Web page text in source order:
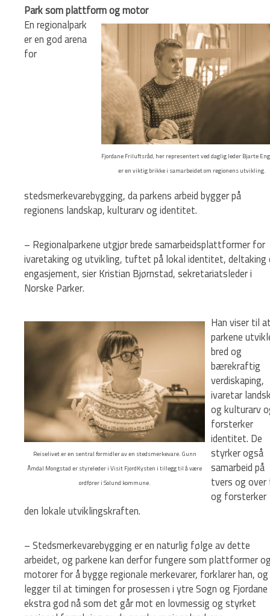
Park som plattform og motor
Fjordane Friluftsråd, her representert ved daglig leder Bjarte
er en viktig brikke i samarbeidet om regionens utvikling.
En regionalpark
er en god arena
for
stedsmerkevarebygging, da parkens arbeid bygger på
regionens landskap, kulturarv og identitet.
– Regionalparkene utgjør brede samarbeidsplattformer for
ivaretaking og utvikling, tuftet på lokal identitet, deltaking
engasjement, sier Kristian Bjørnstad, sekretariatsleder i
Norske Parker.
Reiselivet er en sentral formidler av en stedsmerkevare. Gunn
Åmdal Mongstad er styreleder i Visit FjordKysten i tillegg til å være
ordfører i Solund kommune.
Han viser til
parkene
bred og
bærekraftig
verdiskaping,
ivaretar
og kulturarv
forsterker
identitet. De
styrker også
samarbeid på
tvers og
og forsterker
den lokale utviklingskraften.
– Stedsmerkevarebygging er en naturlig følge av dette
arbeidet, og parkene kan derfor fungere som plattformer
motorer for å bygge regionale merkevarer, forklarer han, og
legger til at timingen for prosessen i ytre Sogn og
ekstra god nå som det går mot en lovmessig og styrket